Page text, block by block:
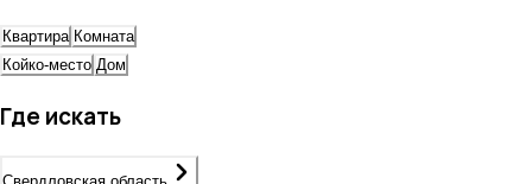
Квартира Комната
Койко-место Дом
Где искать